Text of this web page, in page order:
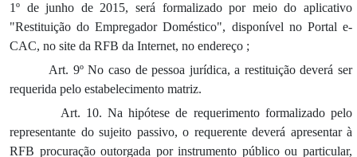
1º de junho de 2015, será formalizado por meio do aplicativo
"Restituição do Empregador Doméstico", disponível no Portal e-
CAC, no site da RFB da Internet, no endereço ;
Art. 9º No caso de pessoa jurídica, a restituição deverá ser
requerida pelo estabelecimento matriz.
Art. 10. Na hipótese de requerimento formalizado pelo
representante do sujeito passivo, o requerente deverá apresentar à
RFB procuração outorgada por instrumento público ou particular,